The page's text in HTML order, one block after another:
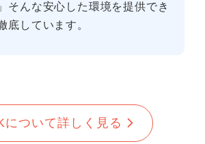
そんな安心した環境を提供でき
底しています。
について詳しく見る